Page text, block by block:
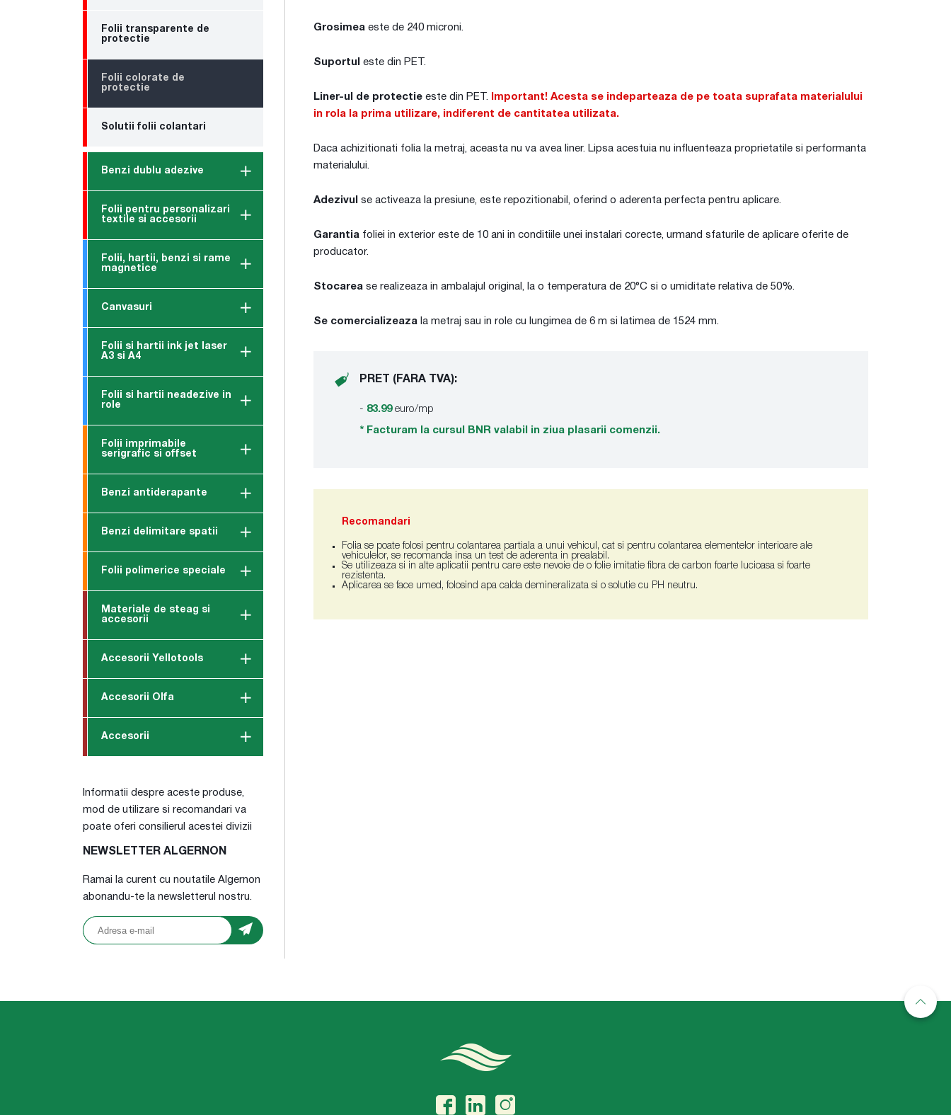
Folii transparente de
protectie
Folii colorate de
protectie
Solutii folii colantari
Benzi dublu adezive
Folii pentru personalizari
textile si accesorii
Folii, hartii, benzi si rame
magnetice
Canvasuri
Folii si hartii ink jet laser
A3 si A4
Folii si hartii neadezive in
role
Folii imprimabile
serigrafic si offset
Benzi antiderapante
Benzi delimitare spatii
Folii polimerice speciale
Materiale de steag si
accesorii
Accesorii Yellotools
Accesorii Olfa
Accesorii
Informatii despre aceste produse,
mod de utilizare si recomandari va
poate oferi consilierul acestei divizii
NEWSLETTER ALGERNON
Ramai la curent cu noutatile Algernon
abonandu-te la newsletterul nostru.
Grosimea este de 240 microni.
Suportul este din PET.
Liner-ul de protectie este din PET.
Important! Acesta se indeparteaza de pe toata suprafata materialului
in rola la prima utilizare, indiferent de cantitatea utilizata.
Daca achizitionati folia la metraj, aceasta nu va avea liner. Lipsa acestuia nu influenteaza proprietatile si performanta
materialului.
Adezivul se activeaza la presiune, este repozitionabil, oferind o aderenta perfecta pentru aplicare.
Garantia foliei in exterior este de 10 ani in conditiile unei instalari corecte, urmand sfaturile de aplicare oferite de
producator.
Stocarea se realizeaza in ambalajul original, la o temperatura de 20°C si o umiditate relativa de 50%.
Se comercializeaza la metraj sau in role cu lungimea de 6 m si latimea de 1524 mm.
PRET (FARA TVA):
- 83.99 euro/mp
* Facturam la cursul BNR valabil in ziua plasarii comenzii.
Recomandari
Folia se poate folosi pentru colantarea partiala a unui vehicul, cat si pentru colantarea elementelor interioare ale
vehiculelor, se recomanda insa un test de aderenta in prealabil.
Se utilizeaza si in alte aplicatii pentru care este nevoie de o folie imitatie fibra de carbon foarte lucioasa si foarte
rezistenta.
Aplicarea se face umed, folosind apa calda demineralizata si o solutie cu PH neutru.